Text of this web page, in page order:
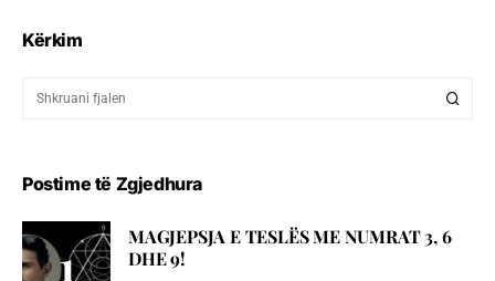
Kërkim
Postime të Zgjedhura
MAGJEPSJA E TESLËS ME NUMRAT 3, 6
DHE 9!